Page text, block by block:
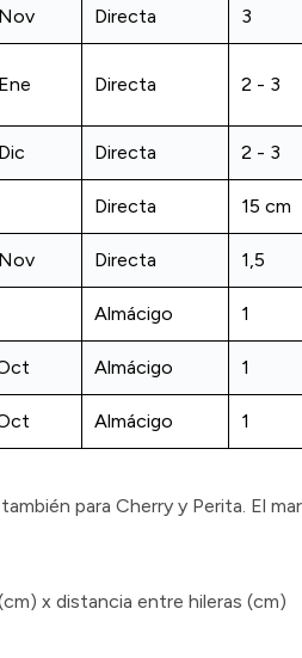
Directa 3
Directa 2 - 3
Directa 2 - 3
Directa 15 cm
Directa 1,5
Almácigo 1
Almácigo 1
Almácigo 1
para Cherry y Perita. El
x distancia entre hileras (cm)